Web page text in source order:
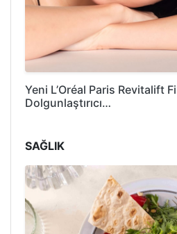
Yeni L’Oréal Paris Revitalift
Dolgunlaştırıcı…
SAĞLIK